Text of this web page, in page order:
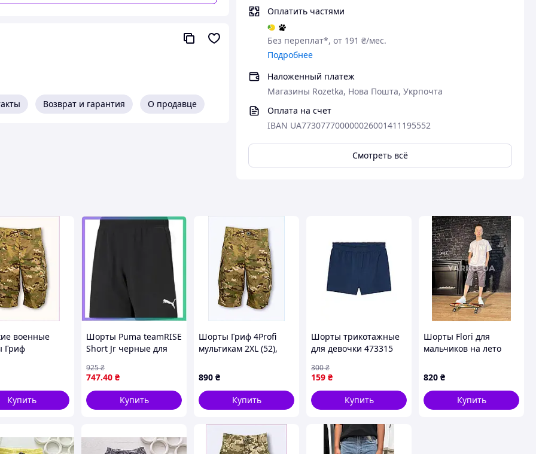
Оплатить частями
Без переплат*, от 191 ₴/мес.
Подробнее
Наложенный платеж
Магазины Rozetka, Нова Пошта, Укрпочта
Оплата на счет
IBAN UA773077700000026001411195552
Смотреть всё
неудобной одежды.
месяц ты подрос, и пояс уже давит. Наши
раз и навсегда! Это идеальный выбор для
Возврат и гарантия О продавце
военные
Гриф
Купить
Шорты Puma teamRISE
Short Jr черные для
спортивные шорты
для футбола
SKU_704943-04
747.40 ₴
925₴
Купить
Шорты Гриф 4Profi
мультикам 2XL (52),
890 ₴
Купить
Шорты трикотажные
для девочки 473315
однотонный Lupilu
159 ₴
300₴
Купить
Шорты Flori для
мальчиков на лето
кармана 170(р)
820 ₴
Купить